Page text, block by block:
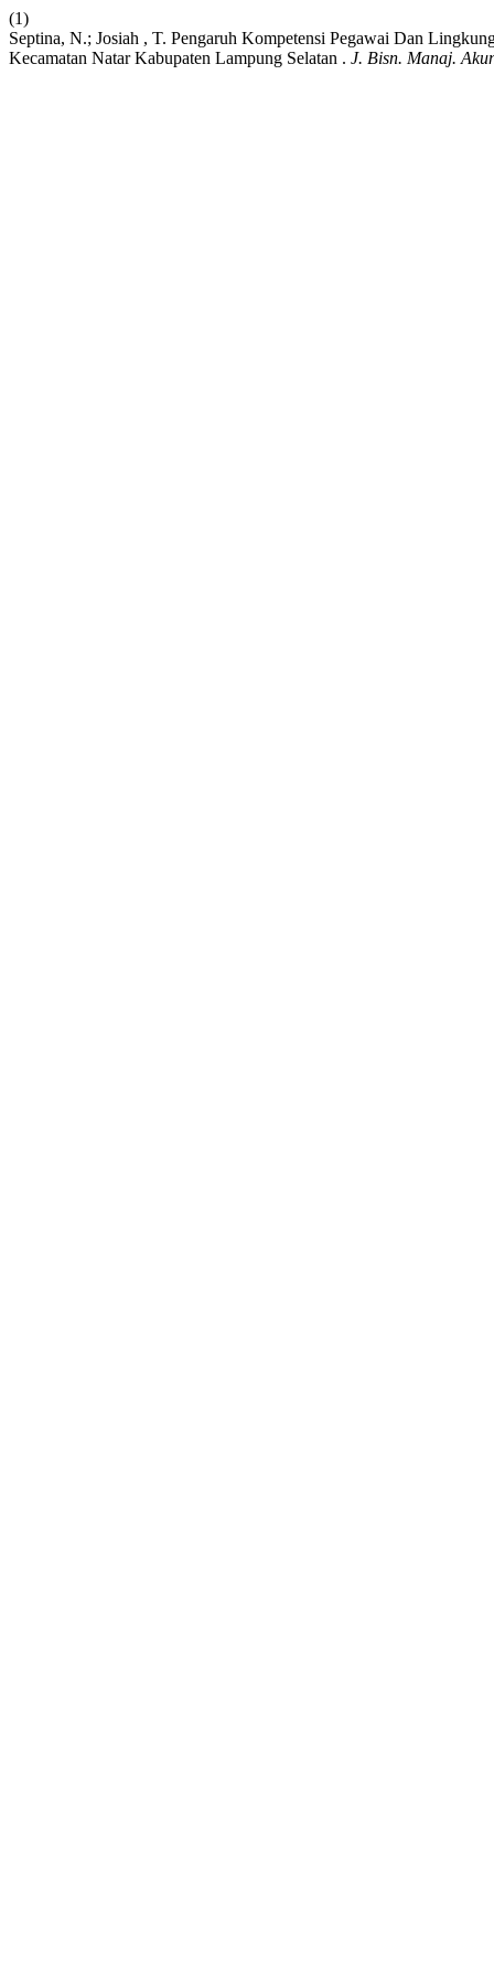
(1)
Septina, N.; Josiah , T. Pengaruh Kompetensi Pegawai Dan
Kecamatan Natar Kabupaten Lampung Selatan . J. Bisn. Manaj.